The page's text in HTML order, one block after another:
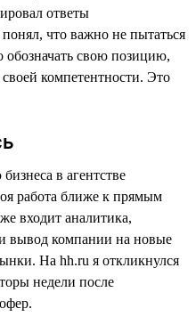
ответы
что важно не пытаться
обозначать свою позицию,
компетентности. Это
в агентстве
работа ближе к прямым
входит аналитика,
вывод компании на новые
На hh.ru я откликнулся
недели после